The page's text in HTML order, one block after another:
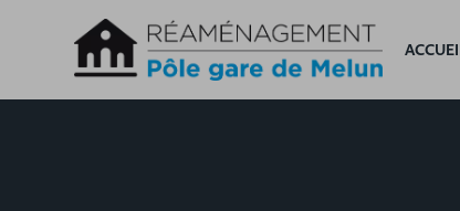
Accèder directement au contenu